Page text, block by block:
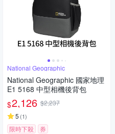
National Geographic
National Geographic 國家地理
E1 5168 中型相機後背包
$2,126 $2,237
5 (1)
限時下殺 券